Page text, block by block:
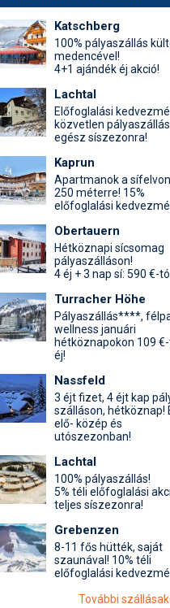
Katschberg
100% pályaszállás
medencével!
4+1 ajándék éj akció!
Lachtal
Előfoglalási
közvetlen
egész síszezonra!
Kaprun
Apartmanok a
250 méterre! 15%
előfoglalási
Obertauern
Hétköznapi sícsomag
pályaszálláson!
4 éj + 3 nap sí: 590 €-
Turracher Höhe
Pályaszállás****,
wellness januári
hétköznapokon 109
éj!
Nassfeld
3 éjt fizet, 4 éjt kap
szálláson, hétköznap!
elő- közép és
utószezonban!
Lachtal
100% pályaszállás!
5% téli előfoglalási
teljes síszezonra!
Grebenzen
8-11 fős hütték, saját
szaunával! 10% téli
előfoglalási
További